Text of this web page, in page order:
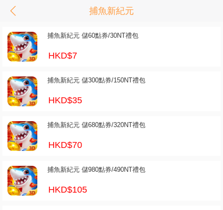
捕魚新紀元
捕魚新紀元 儲60點券/30NT禮包
HKD$7
捕魚新紀元 儲300點券/150NT禮包
HKD$35
捕魚新紀元 儲680點券/320NT禮包
HKD$70
捕魚新紀元 儲980點券/490NT禮包
HKD$105